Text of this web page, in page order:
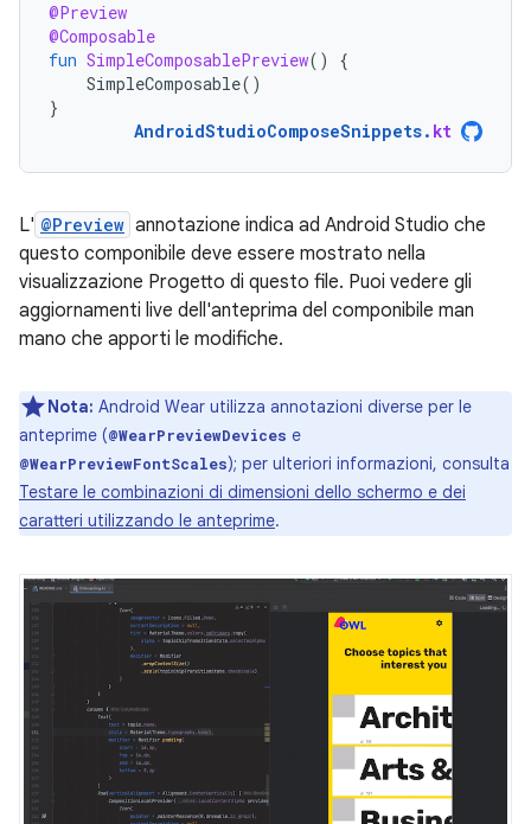
@Preview
@Composable
fun SimpleComposablePreview()
{
SimpleComposable()
}
AndroidStudioComposeSnippets. kt
L' @Preview annotazione indica ad Android Studio che
questo componibile deve essere mostrato nella
visualizzazione Progetto di questo file. Puoi vedere gli
aggiornamenti live dell'anteprima del componibile man
mano che apporti le modifiche.
Nota: Android Wear utilizza annotazioni diverse per le
anteprime (@WearPreviewDevices e
@WearPreviewFontScales); per ulteriori informazioni, consulta
Testare le combinazioni di dimensioni dello schermo e dei
caratteri utilizzando le anteprime.